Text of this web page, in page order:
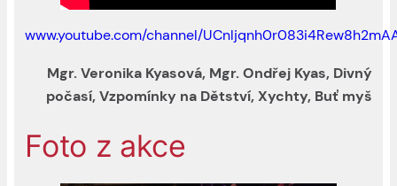
www.youtube.com/channel/
Mgr. Veronika Kyasová, Mgr. Ondřej Kyas, Divný
počasí, Vzpomínky na Dětství, Xychty, Buť myš
Foto z akce